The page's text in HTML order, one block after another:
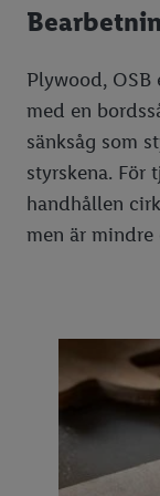
Plywood, OSB
med en
sänksåg som
styrskena. För
handhållen
men är mindre